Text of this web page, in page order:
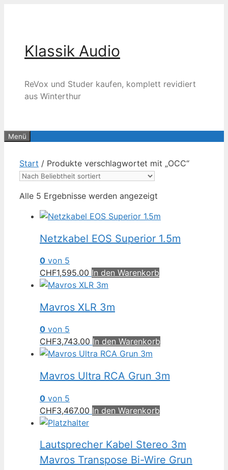
Klassik Audio
ReVox und Studer kaufen, komplett revidiert
aus Winterthur
Menü
Start / Produkte verschlagwortet mit „OCC“
Alle 5 Ergebnisse werden angezeigt
sortiert
Netzkabel EOS Superior 1.5m
0 von 5
CHF1,595.00 In den Warenkorb
Mavros XLR 3m
0 von 5
CHF3,743.00 In den Warenkorb
Mavros Ultra RCA Grun 3m
0 von 5
CHF3,467.00 In den Warenkorb
Lautsprecher Kabel Stereo 3m
Mavros Transpose Bi-Wire Grun